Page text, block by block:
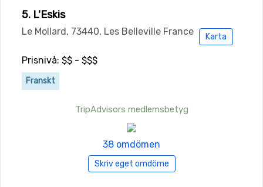
5. L'Eskis
Le Mollard, 73440, Les Belleville France Karta
Prisnivå: $$ - $$$
Franskt
TripAdvisors medlemsbetyg
38 omdömen
Skriv eget omdöme